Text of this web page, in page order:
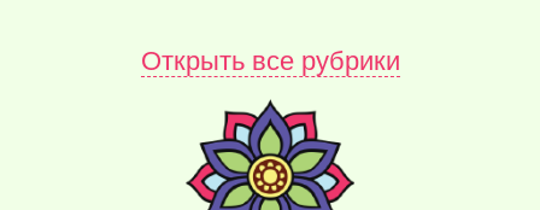
Открыть все рубрики